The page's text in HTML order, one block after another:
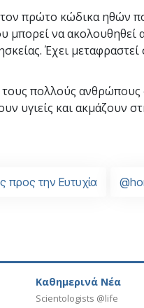
πρώτο κώδικα ηθών
μπορεί να ακολουθηθεί
Έχει μεταφραστεί
τους πολλούς
υγιείς και ακμάζουν
προς την Ευτυχία
Καθημερινά Νέα
Scientologists @life